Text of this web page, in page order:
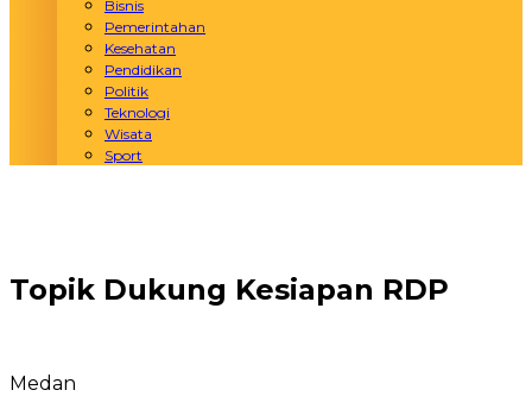
Bisnis
Pemerintahan
Kesehatan
Pendidikan
Politik
Teknologi
Wisata
Sport
Topik Dukung Kesiapan RDP
Medan